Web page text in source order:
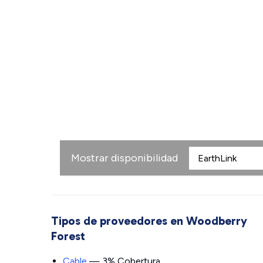
Mostrar disponibilidad
Tipos de proveedores en Woodberry
Forest